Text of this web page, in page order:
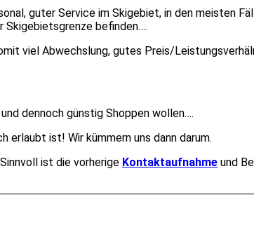
guter Service im Skigebiet, in den meisten
Skigebietsgrenze befinden….
viel Abwechslung, gutes Preis/
dennoch günstig Shoppen wollen….
erlaubt ist! Wir kümmern uns dann darum.
ist die vorherige Kontaktaufnahme und